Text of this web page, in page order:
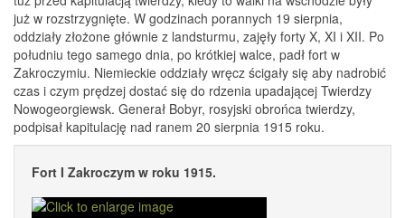
już w rozstrzygnięte. W godzinach porannych 19 sierpnia,
oddziały złożone głównie z landsturmu, zajęły forty X, XI i XII. Po
południu tego samego dnia, po krótkiej walce, padł fort w
Zakroczymiu. Niemieckie oddziały wręcz ścigały się aby nadrobić
czas i czym prędzej dostać się do rdzenia upadającej Twierdzy
Nowogeorgiewsk. Generał Bobyr, rosyjski obrońca twierdzy,
podpisał kapitulację nad ranem 20 sierpnia 1915 roku.
Fort I Zakroczym w roku 1915.